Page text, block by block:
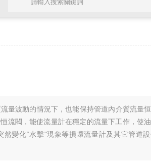
量波動的情況下，也能保持管道內介質流量
流閥，能使流量計在穩定的流量下工作，使
變化“水擊"現象等損壞流量計及其它管道